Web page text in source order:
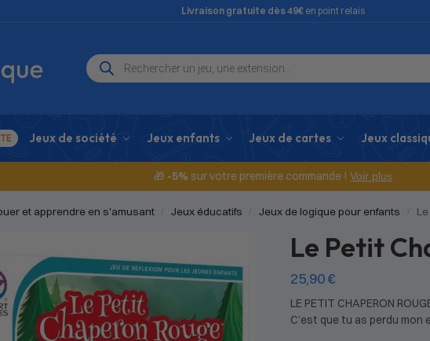
Livraison gratuite dès 49€ en point relais
Jeux de société Jeux enfants Jeux de cartes Jeux
🎁 -5% sur votre première commande ! Voir plus
et apprendre en s'amusant Jeux éducatifs Jeux de logique pour enfants
Le Petit
25,90€
LE PETIT CHAPERON
C’est que tu as perdu